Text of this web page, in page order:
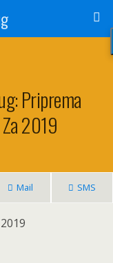
Priprema
2019
Mail SMS